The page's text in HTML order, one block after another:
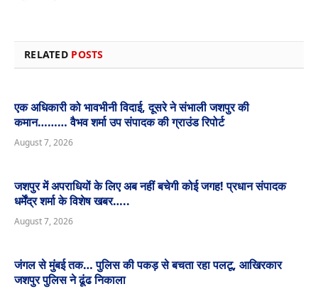
RELATED POSTS
एक अधिकारी को भावभीनी विदाई, दूसरे ने संभाली जशपुर की
कमान……… वैभव शर्मा उप संपादक की ग्राउंड रिपोर्ट
August 7, 2026
जशपुर में अपराधियों के लिए अब नहीं बचेगी कोई जगह! प्रधान संपादक
धर्मेंद्र शर्मा के विशेष खबर…..
August 7, 2026
जंगल से मुंबई तक… पुलिस की पकड़ से बचता रहा पलटू, आखिरकार
जशपुर पुलिस ने ढूंढ निकाला